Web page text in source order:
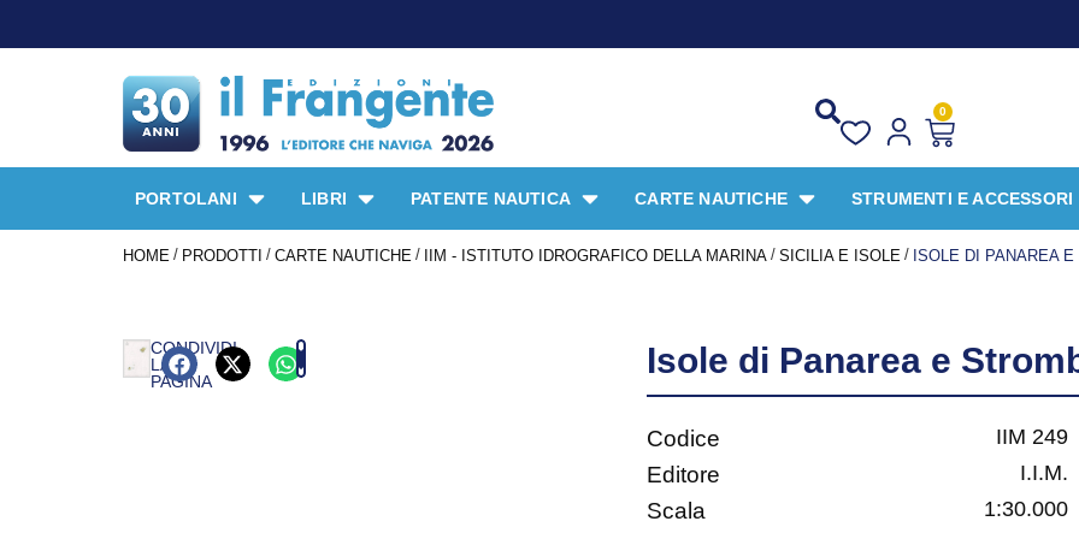
0
PORTOLANI LIBRI PATENTE NAUTICA CARTE NAUTICHE STRUMENTI E ACCESSORI
HOME / PRODOTTI / CARTE NAUTICHE / IIM - ISTITUTO IDROGRAFICO DELLA MARINA / SICILIA E ISOLE / ISOLE DI PANAREA
CONDIVIDI
LA
PAGINA
Isole di Panarea e
Codice IIM 249
Editore I.I.M.
Scala 1:30.000